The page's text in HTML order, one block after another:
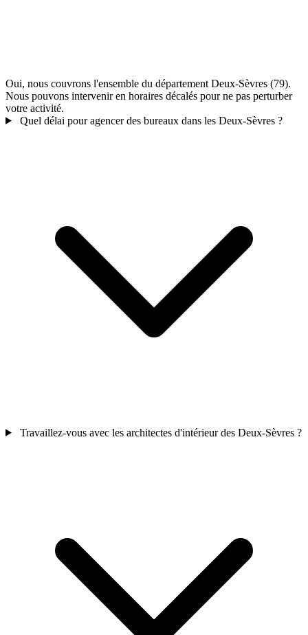
Oui, nous couvrons l'ensemble du département Deux-Sèvres (79).
Nous pouvons intervenir en horaires décalés pour ne pas perturber
votre activité.
Quel délai pour agencer des bureaux dans les Deux-Sèvres ?
Travaillez-vous avec les architectes d'intérieur des Deux-Sèvres ?